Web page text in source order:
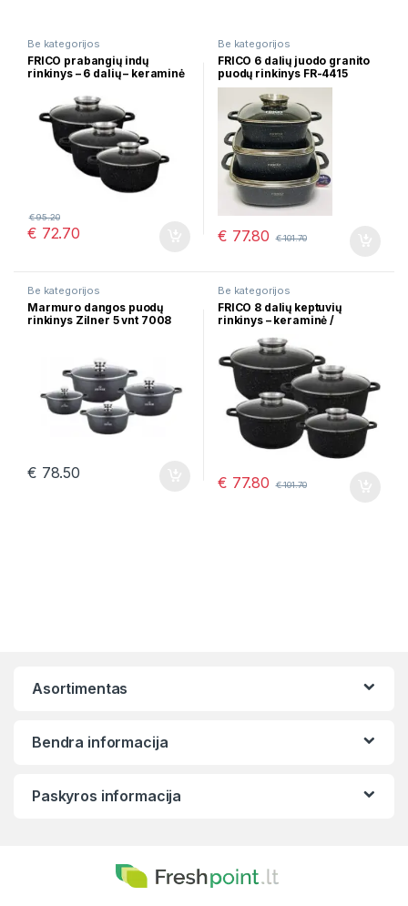
Be kategorijos
FRICO prabangių indų
rinkinys – 6 dalių – keraminė
€ 72.70
€95.20
Be kategorijos
FRICO 6 dalių juodo granito
puodų rinkinys FR-4415
€ 77.80 €101.70
Be kategorijos
Marmuro dangos puodų
rinkinys Zilner 5 vnt 7008
€ 78.50
Be kategorijos
FRICO 8 dalių keptuvių
rinkinys – keraminė /
€ 77.80 €101.70
Asortimentas
Bendra informacija
Paskyros informacija